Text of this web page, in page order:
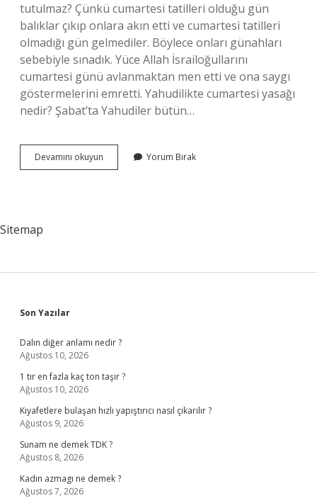
tutulmaz? Çünkü cumartesi tatilleri olduğu gün
balıklar çıkıp onlara akın etti ve cumartesi tatilleri
olmadığı gün gelmediler. Böylece onları günahları
sebebiyle sınadık. Yüce Allah İsrailoğullarını
cumartesi günü avlanmaktan men etti ve ona saygı
göstermelerini emretti. Yahudilikte cumartesi yasağı
nedir? Şabat’ta Yahudiler bütün…
Devamını okuyun Cumartesi
Günü
Yorum Bırak
Sitemap
Sidebar
Son Yazılar
Dalın diğer anlamı nedir ?
Ağustos 10, 2026
1 tır en fazla kaç ton taşır ?
Ağustos 10, 2026
Kıyafetlere bulaşan hızlı yapıştırıcı nasıl çıkarılır ?
Ağustos 9, 2026
Sunam ne demek TDK ?
Ağustos 8, 2026
Kadın azmagı ne demek ?
Ağustos 7, 2026